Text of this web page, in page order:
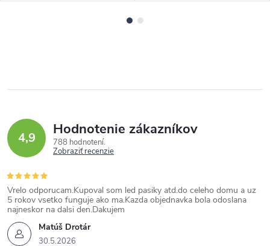
4,9 Hodnotenie zákazníkov
788 hodnotení
Zobraziť recenzie
Matúš Drotár
30.5.2026
Vrelo odporucam.Kupoval som led pasiky atd.do celeho domu a uz
5 rokov vsetko funguje ako ma.Kazda objednavka bola odoslana
najneskor na dalsi den.Dakujem